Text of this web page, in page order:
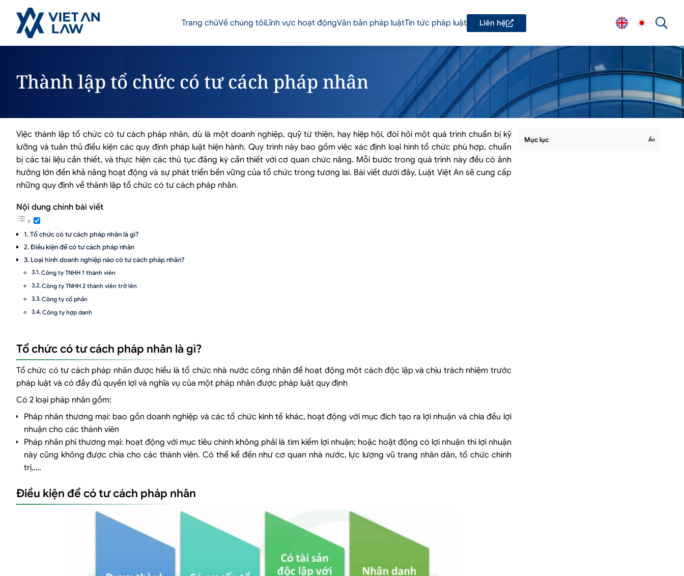
Trang chủVề chúng tôiLĩnh vực hoạt độngVăn bản pháp luậtTin tức pháp luật Liên hệ
Thành lập tổ chức có tư cách pháp nhân
Việc thành lập tổ chức có tư cách pháp nhân, dù là một doanh nghiệp, quỹ từ thiện, hay hiệp hội, đòi hỏi một quá trình chuẩn bị kỹ
lưỡng và tuân thủ điều kiện các quy định pháp luật hiện hành. Quy trình này bao gồm việc xác định loại hình tổ chức phù hợp, chuẩn
bị các tài liệu cần thiết, và thực hiện các thủ tục đăng ký cần thiết với cơ quan chức năng. Mỗi bước trong quá trình này đều có ảnh
hưởng lớn đến khả năng hoạt động và sự phát triển bền vững của tổ chức trong tương lai. Bài viết dưới đây, Luật Việt An sẽ cung cấp
những quy định về thành lập tổ chức có tư cách pháp nhân.
Nội dung chính bài viết
Tổ chức có tư cách pháp nhân là gì?
Điều kiện để có tư cách pháp nhân
Loại hình doanh nghiệp nào có tư cách pháp nhân?
Công ty TNHH 1 thành viên
Công ty TNHH 2 thành viên trở lên
Công ty cổ phần
Công ty hợp danh
Tên gọi của pháp nhân phải đảm bảo những điều sau:
Trụ sở của pháp nhân
Thành lập, đăng ký pháp nhân
Đại diện của pháp nhân
Văn phòng đại diện, chi nhánh của pháp nhân
Trách nhiệm dân sự của pháp nhân
Hợp nhất pháp nhân
Sáp nhập pháp nhân
Chia, tách pháp nhân
Tổ chức có tư cách pháp nhân là gì?
Tổ chức có tư cách pháp nhân được hiểu là tổ chức nhà nước công nhận để hoạt động một cách độc lập và chịu trách nhiệm trước
pháp luật và có đầy đủ quyền lợi và nghĩa vụ của một pháp nhân được pháp luật quy định
Có 2 loại pháp nhân gồm:
Pháp nhân thương mại: bao gồn doanh nghiệp và các tổ chức kinh tế khác, hoạt động với mục đích tạo ra lợi nhuận và chia đều lợi
nhuận cho các thành viên
Pháp nhân phi thương mại: hoạt động với mục tiêu chính không phải là tìm kiếm lợi nhuận; hoặc hoặt động có lợi nhuận thì lợi nhuận
này cũng không được chia cho các thành viên. Có thể kể đến như cơ quan nhà nước, lực lượng vũ trang nhân dân, tổ chức chính
trị,….
Điều kiện để có tư cách pháp nhân
Mục lục Ẩn